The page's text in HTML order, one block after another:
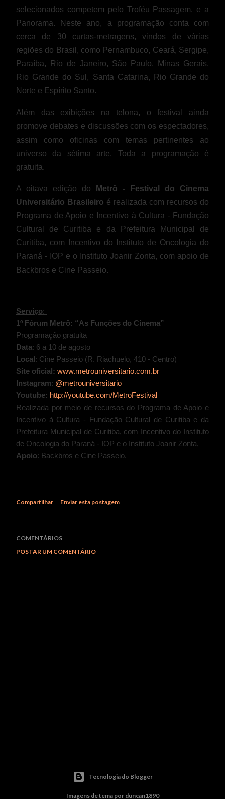
selecionados competem pelo Troféu Passagem, e a
Panorama. Neste ano, a programação conta com
cerca de 30 curtas-metragens, vindos de várias
regiões do Brasil, como Pernambuco, Ceará, Sergipe,
Paraíba, Rio de Janeiro, São Paulo, Minas Gerais,
Rio Grande do Sul, Santa Catarina, Rio Grande do
Norte e Espírito Santo.
Além das exibições na telona, o festival ainda
promove debates e discussões com os espectadores,
assim como oficinas com temas pertinentes ao
universo da sétima arte. Toda a programação é
gratuita.
A oitava edição do
Metrô - Festival do Cinema
Universitário Brasileiro é realizada com recursos do
Programa de Apoio e Incentivo à Cultura - Fundação
Cultural de Curitiba e da Prefeitura Municipal de
Curitiba, com Incentivo do Instituto de Oncologia do
Paraná - IOP e o Instituto Joanir Zonta, com apoio de
Backbros e Cine Passeio.
Serviço:
1º Fórum Metrô: “As Funções do Cinema”
Programação gratuita
Data: 6 a 10 de agosto
Local : Cine Passeio (R. Riachuelo, 410 - Centro)
Site oficial: www.metrouniversitario.com.br
Instagram: @metrouniversitario
Youtube: http://youtube.com/MetroFestival
Realizada por meio de recursos do Programa de Apoio e
Incentivo à Cultura - Fundação Cultural de Curitiba e da
Prefeitura Municipal de Curitiba, com Incentivo do Instituto
de Oncologia do Paraná - IOP e o Instituto Joanir Zonta,
Apoio: Backbros e Cine Passeio.
Compartilhar Enviar esta postagem
COMENTÁRIOS
POSTAR UM COMENTÁRIO
Tecnologia do Blogger
Imagens de tema por duncan1890